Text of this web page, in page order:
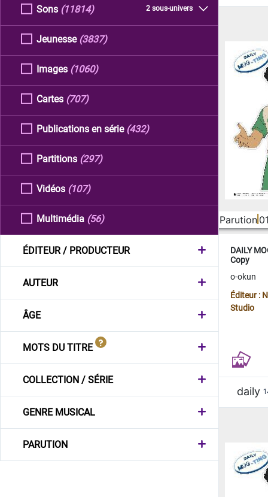
Sons 2 sous-univers
(11814)
Jeunesse (3837)
Images (1060)
Cartes (707)
Publications en série (432)
Partitions (297)
Vidéos (107)
Multimédia (56)
ÉDITEUR / PRODUCTEUR
AUTEUR
ÂGE
MOTS DU TITRE
COLLECTION / SÉRIE
GENRE MUSICAL
PARUTION
Parution
DAILY
Copy
o-okun
Éditeur :
Studio
daily